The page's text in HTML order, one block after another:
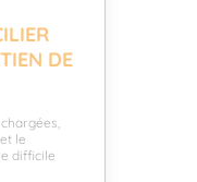
DE
le
difficile